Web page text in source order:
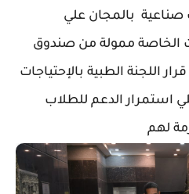
و 4 أطراف صناعية بالمجان علي
الخاصة ممولة من صندوق
اللجنة الطبية بالإحتياجات
استمرار الدعم للطلاب
لهم